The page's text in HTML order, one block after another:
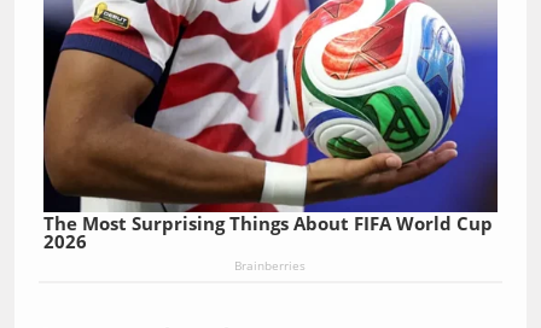
The Most Surprising Things About FIFA World Cup
2026
Brainberries